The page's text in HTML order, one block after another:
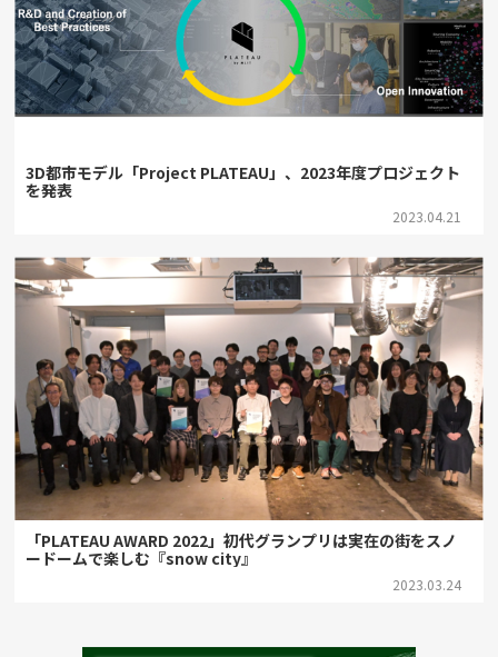
3D都市モデル「Project PLATEAU」、2023年度プロジェクト
を発表
2023.04.21
「PLATEAU AWARD 2022」初代グランプリは実在の街をスノ
ードームで楽しむ『snow city』
2023.03.24